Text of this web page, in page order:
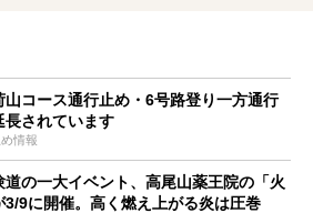
山コース通行止め・6号路登り一方通行
長されています
情報
道の一大イベント、高尾山薬王院の「火
3/9に開催。高く燃え上がる炎は圧巻